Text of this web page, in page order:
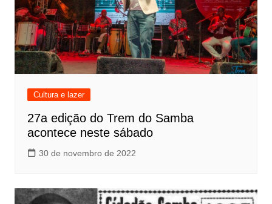
Cultura e lazer
27a edição do Trem do Samba
acontece neste sábado
30 de novembro de 2022